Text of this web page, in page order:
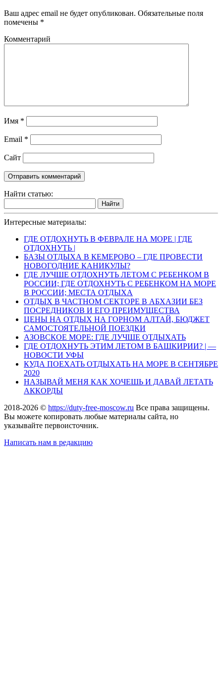
Ваш адрес email не будет опубликован. Обязательные поля
помечены *
Комментарий
Имя *
Email *
Сайт
Найти статью:
Найти
Интересные материалы:
ГДЕ ОТДОХНУТЬ В ФЕВРАЛЕ НА МОРЕ | ГДЕ
ОТДОХНУТЬ |
БАЗЫ ОТДЫХА В КЕМЕРОВО – ГДЕ ПРОВЕСТИ
НОВОГОДНИЕ КАНИКУЛЫ?
ГДЕ ЛУЧШЕ ОТДОХНУТЬ ЛЕТОМ С РЕБЕНКОМ В
РОССИИ; ГДЕ ОТДОХНУТЬ С РЕБЕНКОМ НА МОРЕ
В РОССИИ; МЕСТА ОТДЫХА
ОТДЫХ В ЧАСТНОМ СЕКТОРЕ В АБХАЗИИ БЕЗ
ПОСРЕДНИКОВ И ЕГО ПРЕИМУЩЕСТВА
ЦЕНЫ НА ОТДЫХ НА ГОРНОМ АЛТАЙ, БЮДЖЕТ
САМОСТОЯТЕЛЬНОЙ ПОЕЗДКИ
АЗОВСКОЕ МОРЕ: ГДЕ ЛУЧШЕ ОТДЫХАТЬ
ГДЕ ОТДОХНУТЬ ЭТИМ ЛЕТОМ В БАШКИРИИ? | —
НОВОСТИ УФЫ
КУДА ПОЕХАТЬ ОТДЫХАТЬ НА МОРЕ В СЕНТЯБРЕ
2020
НАЗЫВАЙ МЕНЯ КАК ХОЧЕШЬ И ДАВАЙ ЛЕТАТЬ
АККОРДЫ
2018-2026 © https://duty-free-moscow.ru Все права защищены.
Вы можете копировать любые материалы сайта, но
указывайте первоисточник.
Написать нам в редакцию